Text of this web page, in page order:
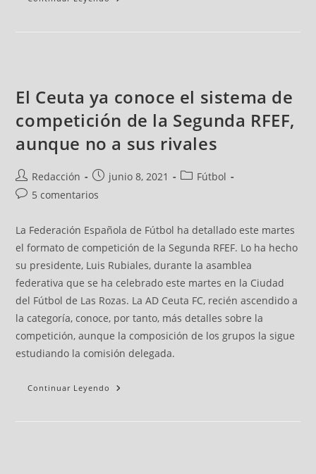
El Ceuta ya conoce el sistema de
competición de la Segunda RFEF,
aunque no a sus rivales
Redacción junio 8, 2021
Fútbol
5 comentarios
La Federación Española de Fútbol ha detallado este martes
el formato de competición de la Segunda RFEF. Lo ha hecho
su presidente, Luis Rubiales, durante la asamblea
federativa que se ha celebrado este martes en la Ciudad
del Fútbol de Las Rozas. La AD Ceuta FC, recién ascendido a
la categoría, conoce, por tanto, más detalles sobre la
competición, aunque la composición de los grupos la sigue
estudiando la comisión delegada.
Continuar Leyendo